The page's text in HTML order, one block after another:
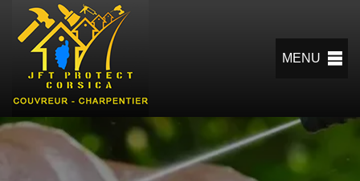
MENU